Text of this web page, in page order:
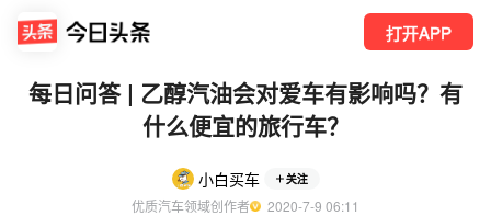
打开APP
每日问答 | 乙醇汽油会对爱车有影响吗？有
什么便宜的旅行车？
小白买车 关注
优质汽车领域创作者
  2020-7-9 06:11